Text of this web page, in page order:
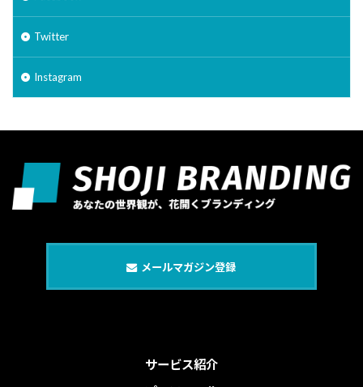
Twitter
Instagram
メールマガジン登録
サービス紹介